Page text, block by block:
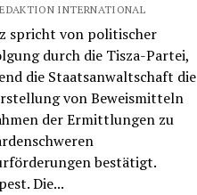
INTERNATIONAL
spricht von politischer
durch die Tisza-Partei,
die Staatsanwaltschaft die
von Beweismitteln
der Ermittlungen zu
bestätigt.
Die...